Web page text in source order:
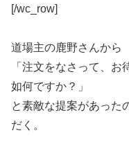
[/wc_row]
道場主の鹿野さんから
「注文をなさって、
如何ですか？」
と素敵な提案があった
だく。